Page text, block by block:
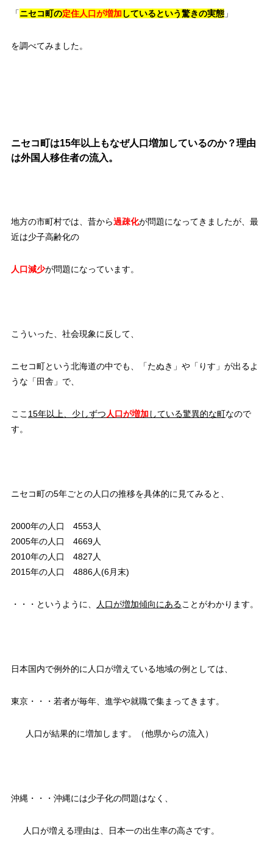
「ニセコ町の定住人口が増加しているという驚きの実態」
を調べてみました。
ニセコ町は15年以上もなぜ人口増加しているのか？理由
は外国人移住者の流入。
地方の市町村では、昔から過疎化が問題になってきましたが、最
近は少子高齢化の
人口減少が問題になっています。
こういった、社会現象に反して、
ニセコ町という北海道の中でも、「たぬき」や「りす」が出るよ
うな「田舎」で、
ここ 15年以上、少しずつ人口が増加している驚異的な町なので
す。
ニセコ町の5年ごとの人口の推移を具体的に見てみると、
2000年の人口 4553人
2005年の人口 4669人
2010年の人口 4827人
2015年の人口 4886人(6月末)
・・・というように、 人口が増加傾向にあることがわかります。
日本国内で例外的に人口が増えている地域の例としては、
東京・・・若者が毎年、進学や就職で集まってきます。
人口が結果的に増加します。（他県からの流入）
沖縄・・・沖縄には少子化の問題はなく、
人口が増える理由は、日本一の出生率の高さです。